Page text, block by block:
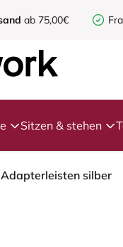
ab 75,00€
Sitzen & stehen
silber